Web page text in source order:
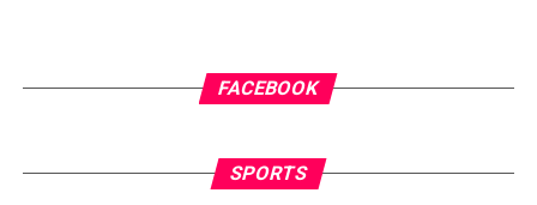
FACEBOOK
SPORTS